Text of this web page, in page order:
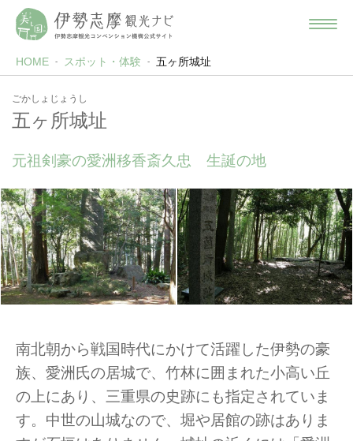
HOME スポット・体験 五ヶ所城址
ごかしょじょうし
五ヶ所城址
元祖剣豪の愛洲移香斎久忠 生誕の地
南北朝から戦国時代にかけて活躍した伊勢の豪
族、愛洲氏の居城で、竹林に囲まれた小高い丘
の上にあり、三重県の史跡にも指定されていま
す。中世の山城なので、堀や居館の跡はありま